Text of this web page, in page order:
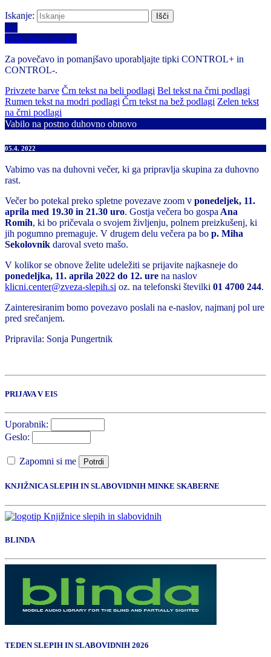
Iskanje:
A+
Izberi barvno temo
Za povečavo in pomanjšavo uporabljajte tipki CONTROL+ in
CONTROL-.
Privzete barve Črn tekst na beli podlagi Bel tekst na črni podlagi
Rumen tekst na modri podlagi Črn tekst na bež podlagi Zelen tekst
na črni podlagi
Vabilo na postno duhovno obnovo
05.4. 2022
Vabimo vas na duhovni večer, ki ga pripravlja skupina za duhovno
rast.
Večer bo potekal preko spletne povezave zoom v ponedeljek, 11.
aprila med 19.30 in 21.30 uro. Gostja večera bo gospa Ana
Romih, ki bo pričevala o svojem življenju, polnem preizkušenj, ki
jih pogumno premaguje. V drugem delu večera pa bo p. Miha
Sekolovnik daroval sveto mašo.
V kolikor se obnove želite udeležiti se prijavite najkasneje do
ponedeljka, 11. aprila 2022 do 12. ure na naslov
klicni.center@zveza-slepih.si oz. na telefonski številki 01 4700 244.
Zainteresiranim bomo povezavo poslali na e-naslov, najmanj pol ure
pred srečanjem.
Pripravila: Sonja Pungertnik
PRIJAVA V EIS
Uporabnik:
Geslo:
Zapomni si me Potrdi
KNJIŽNICA SLEPIH IN SLABOVIDNIH MINKE SKABERNE
BLINDA
TEDEN SLEPIH IN SLABOVIDNIH 2026